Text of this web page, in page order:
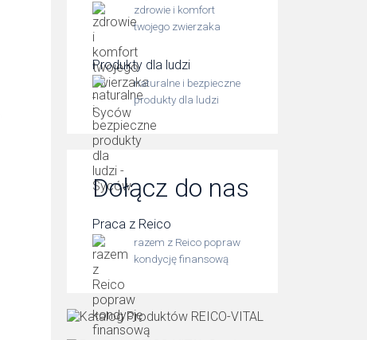
zdrowie i komfort
twojego zwierzaka
Produkty dla ludzi
naturalne i bezpieczne
produkty dla ludzi
Dołącz do nas
Praca z Reico
razem z Reico popraw
kondycję finansową